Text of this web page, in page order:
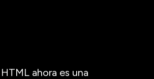
ahora es una